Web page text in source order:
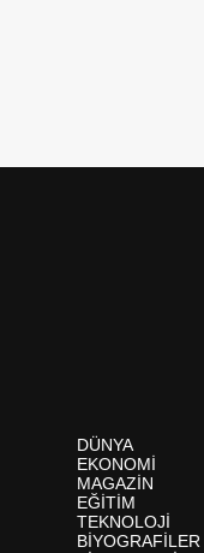
DÜNYA
EKONOMİ
MAGAZİN
EĞİTİM
TEKNOLOJİ
BİYOGRAFİLER